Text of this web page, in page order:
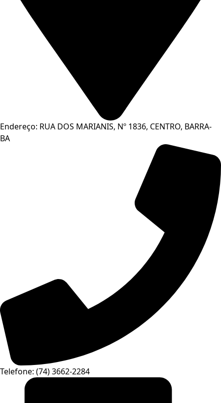
Endereço: RUA DOS MARIANIS, Nº 1836, CENTRO, BARRA-
BA
Telefone: (74) 3662-2284